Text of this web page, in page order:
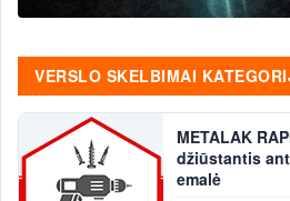
VERSLO SKELBIMAI
METALAK
džiūstantis
emalė